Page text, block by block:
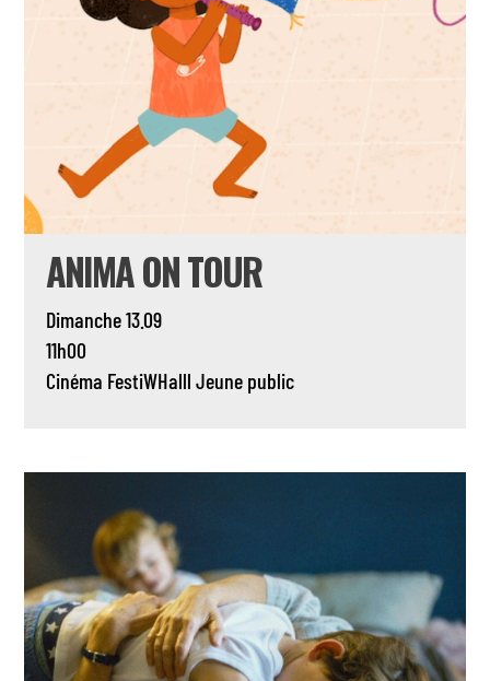
ANIMA ON TOUR
Dimanche 13.09
11h00
Cinéma FestiWHalll Jeune public